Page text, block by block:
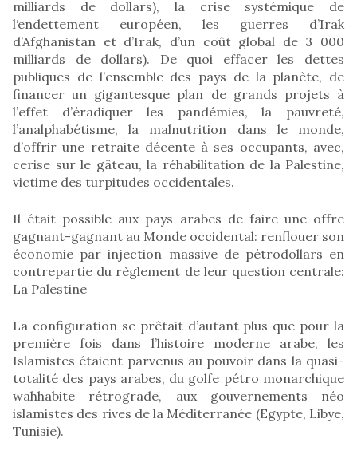
milliards de dollars), la crise systémique de
l‘endettement européen, les guerres d’Irak
d’Afghanistan et d’Irak, d’un coût global de 3 000
milliards de dollars). De quoi effacer les dettes
publiques de l’ensemble des pays de la planète, de
financer un gigantesque plan de grands projets à
l’effet d’éradiquer les pandémies, la pauvreté,
l’analphabétisme, la malnutrition dans le monde,
d’offrir une retraite décente à ses occupants, avec,
cerise sur le gâteau, la réhabilitation de la Palestine,
victime des turpitudes occidentales.
Il était possible aux pays arabes de faire une offre
gagnant-gagnant au Monde occidental: renflouer son
économie par injection massive de pétrodollars en
contrepartie du règlement de leur question centrale:
La Palestine
La configuration se prêtait d’autant plus que pour la
première fois dans l’histoire moderne arabe, les
Islamistes étaient parvenus au pouvoir dans la quasi-
totalité des pays arabes, du golfe pétro monarchique
wahhabite rétrograde, aux gouvernements néo
islamistes des rives de la Méditerranée (Egypte, Libye,
Tunisie).